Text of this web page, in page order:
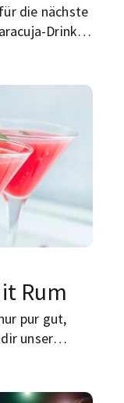
die nächste
Drink ja
Rum
pur gut,
unser